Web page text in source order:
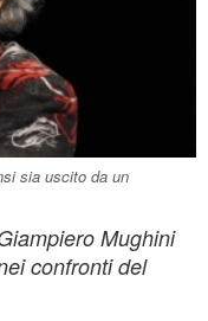
sia uscito da un
Mughini
confronti del